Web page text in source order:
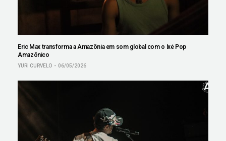
Eric Max transforma a Amazônia em som global com o Ixé Pop
Amazônico
YURI CURVELO 06/05/2026